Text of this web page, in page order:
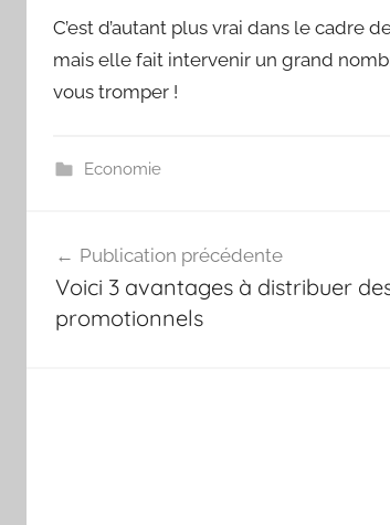
C’est d’autant plus vrai dans le cadre
mais elle fait intervenir un grand
vous tromper !
Economie
de
l’article
Publication précédente
Voici 3 avantages à distribuer
promotionnels